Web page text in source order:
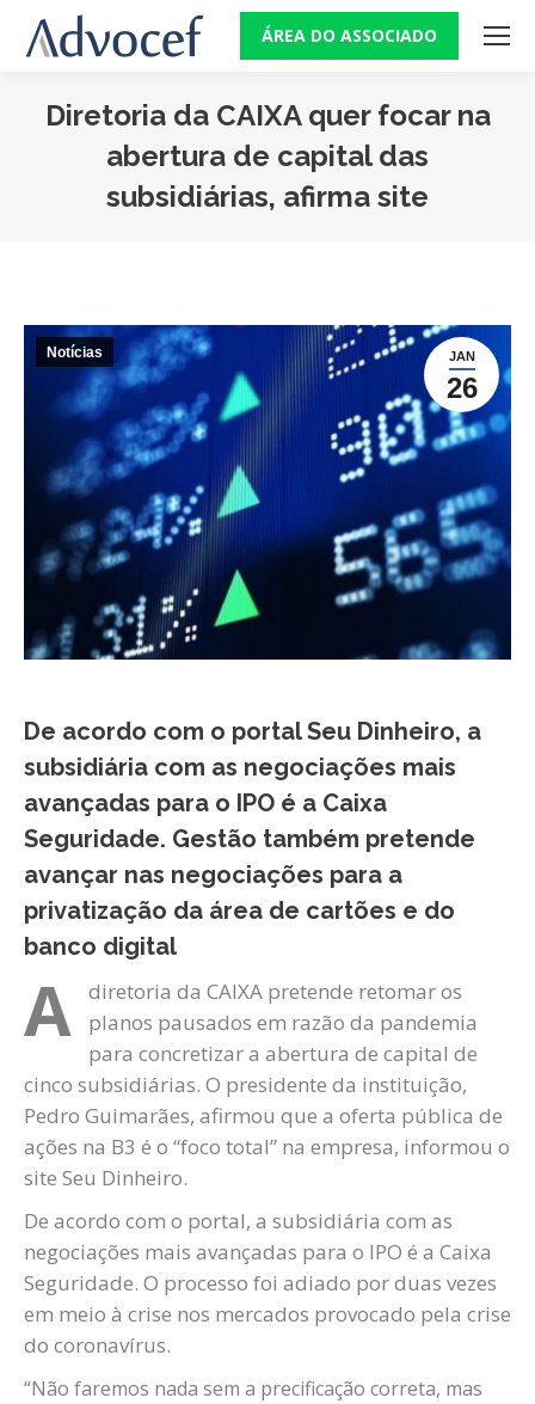
ÁREA DO ASSOCIADO
Diretoria da CAIXA quer focar na
abertura de capital das
subsidiárias, afirma site
JAN
26
Notícias
De acordo com o portal Seu Dinheiro, a
subsidiária com as negociações mais
avançadas para o IPO é a Caixa
Seguridade. Gestão também pretende
avançar nas negociações para a
privatização da área de cartões e do
banco digital
A
diretoria da CAIXA pretende retomar os
planos pausados em razão da pandemia
para concretizar a abertura de capital de
cinco subsidiárias. O presidente da instituição,
Pedro Guimarães, afirmou que a oferta pública de
ações na B3 é o “foco total” na empresa, informou o
site Seu Dinheiro.
De acordo com o portal, a subsidiária com as
negociações mais avançadas para o IPO é a Caixa
Seguridade. O processo foi adiado por duas vezes
em meio à crise nos mercados provocado pela crise
do coronavírus.
“Não faremos nada sem a precificação correta, mas